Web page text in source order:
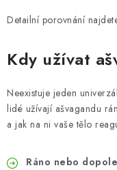
Detailní porovnání
Kdy užívat
Neexistuje jeden
lidé užívají ašvagandu
a jak na ni vaše tělo
Ráno nebo